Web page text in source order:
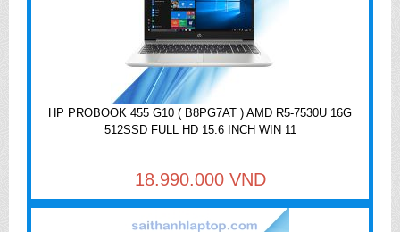
HP PROBOOK 455 G10 ( B8PG7AT ) AMD R5-7530U 16G
512SSD FULL HD 15.6 INCH WIN 11
18.990.000 VND